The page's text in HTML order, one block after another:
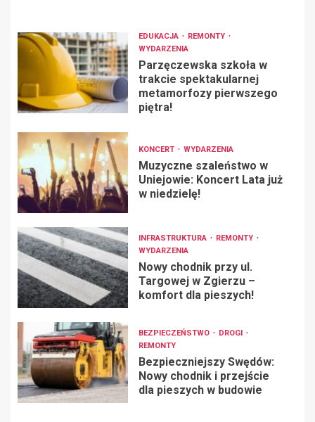
EDUKACJA
REMONTY
WYDARZENIA
Parzęczewska szkoła w
trakcie spektakularnej
metamorfozy pierwszego
piętra!
KONCERT WYDARZENIA
Muzyczne szaleństwo w
Uniejowie: Koncert Lata już
w niedzielę!
INFRASTRUKTURA
REMONTY
WYDARZENIA
Nowy chodnik przy ul.
Targowej w Zgierzu –
komfort dla pieszych!
BEZPIECZEŃSTWO
DROGI
REMONTY
Bezpieczniejszy Swędów:
Nowy chodnik i przejście
dla pieszych w budowie